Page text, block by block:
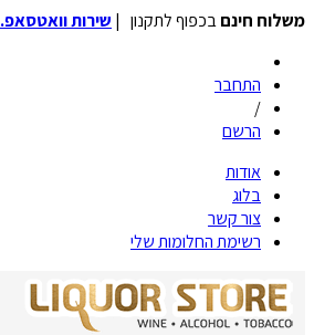
משלוח חינםבכפוף לתקנון | שירות וואטסאפ.
התחבר
/
הרשם
אודות
בלוג
צור קשר
רשימת החלומות שלי